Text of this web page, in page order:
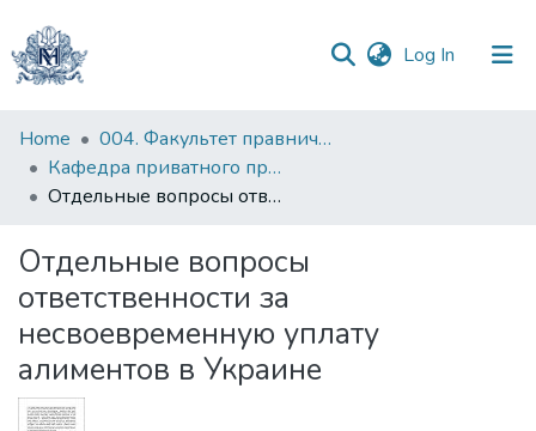
Log In (current)
Communities
&
Collections
Statistics
Home
004. Факультет правничих наук
Кафедра приватного права
Отдельные вопросы ответственности за несвоевременную уплату алиментов в Украине
Отдельные вопросы
ответственности за
несвоевременную уплату
алиментов в Украине